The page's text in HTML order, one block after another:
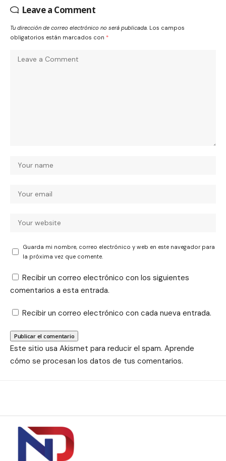
Leave a Comment
Tu dirección de correo electrónico no será publicada. Los campos
obligatorios están marcados con *
Guarda mi nombre, correo electrónico y web en este navegador para
la próxima vez que comente.
Recibir un correo electrónico con los siguientes
comentarios a esta entrada.
Recibir un correo electrónico con cada nueva entrada.
Este sitio usa Akismet para reducir el spam. Aprende
cómo se procesan los datos de tus comentarios.